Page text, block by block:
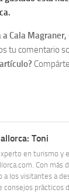
a Cala
tu comentario
Toni
en turismo y
Con más
a los visitantes a
consejos prácticos